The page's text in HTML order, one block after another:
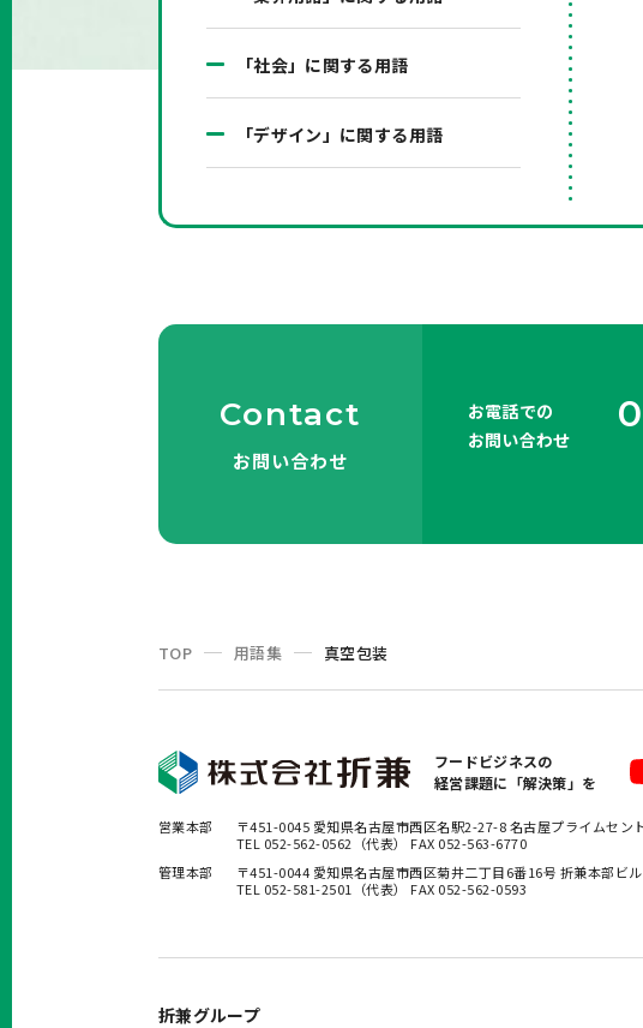
「社会」に関する用語
「デザイン」に関する用語
Contact
お問い合わせ
お電話での
お問い合わせ
TOP 用語集 真空包装
フードビジネスの
経営課題に「解決策」を
営業本部
〒451-0045 愛知県名古屋市西区名駅2-27-8 名古屋プライムセン
TEL 052-562-0562（代表） FAX 052-563-6770
管理本部
〒451-0044 愛知県名古屋市西区菊井二丁目6番16号 折兼本部ビル
TEL 052-581-2501（代表） FAX 052-562-0593
折兼グループ